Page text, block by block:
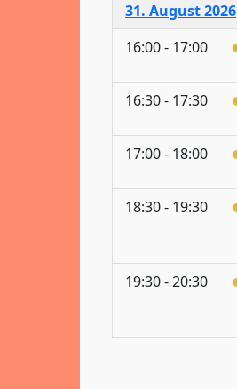
31. August 2026
16:00 - 17:00
16:30 - 17:30
17:00 - 18:00
18:30 - 19:30
19:30 - 20:30